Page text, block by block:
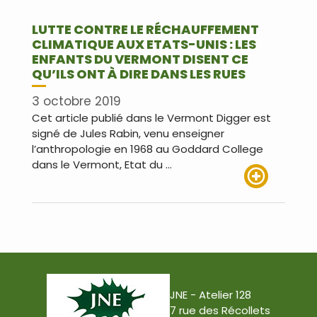
LUTTE CONTRE LE RÉCHAUFFEMENT
CLIMATIQUE AUX ETATS-UNIS : LES
ENFANTS DU VERMONT DISENT CE
QU’ILS ONT À DIRE DANS LES RUES
3 octobre 2019
Cet article publié dans le Vermont Digger est
signé de Jules Rabin, venu enseigner
l’anthropologie en 1968 au Goddard College
dans le Vermont, Etat du …
JNE - Atelier 128
7 rue des Récollets